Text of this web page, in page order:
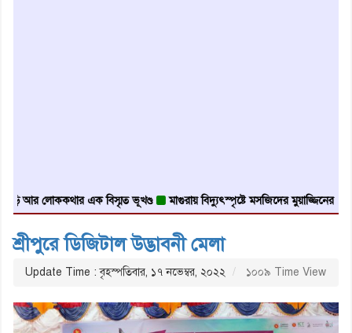
লোককথার এক বিস্মৃত ভূখণ্ড মাগুরায় বিদ্যুৎস্পৃষ্টে মসজিদের মুয়াজ্জিনের মৃত্যু
শ্রীপুরে ডিজিটাল উদ্ভাবনী মেলা
Update Time : বৃহস্পতিবার, ১৭ নভেম্বর, ২০২২ ১০০৯ Time View